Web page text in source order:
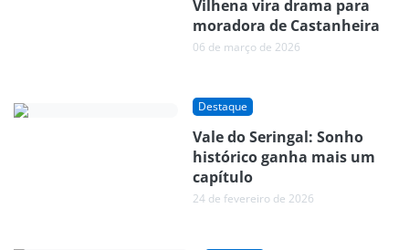
Vilhena vira drama para
moradora de Castanheira
06 de março de 2026
Destaque
Vale do Seringal: Sonho
histórico ganha mais um
capítulo
24 de fevereiro de 2026